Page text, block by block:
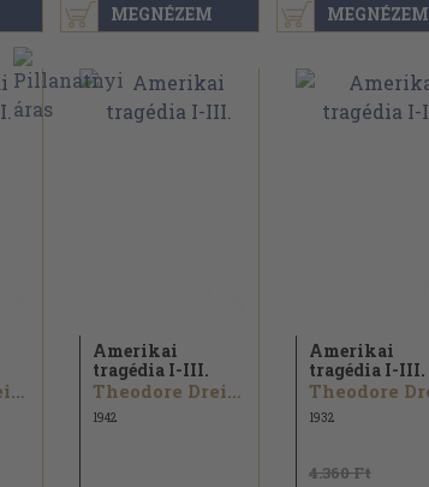
MEGNÉZEM MEGNÉZEM
Theodore Dreiser
Amerikai
tragédia I-III.
Theodore Dreiser
1942
Amerikai
tragédia I-III.
1932
4.360 Ft